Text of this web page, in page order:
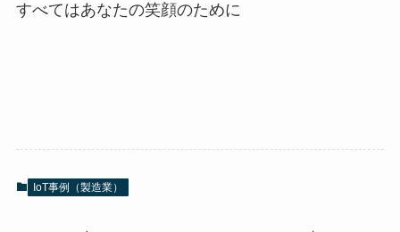
すべてはあなたの笑顔のために
IoT事例（製造業）